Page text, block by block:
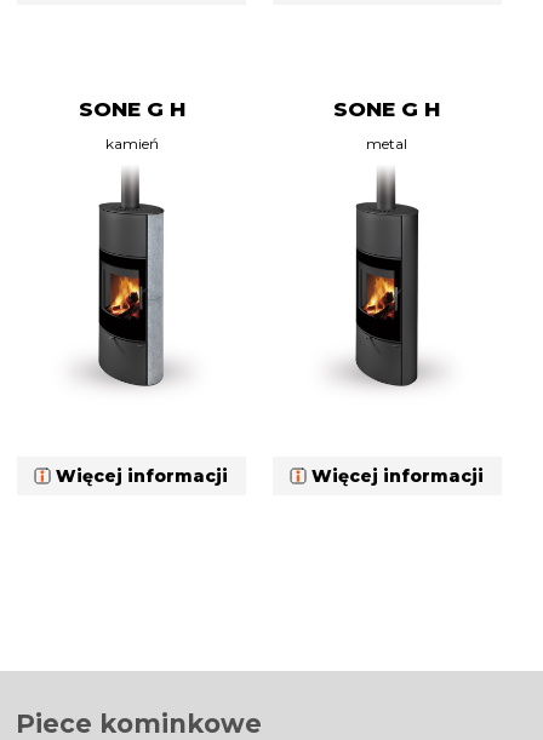
SONE G H
kamień
Więcej informacji
SONE G H
metal
Więcej informacji
Piece kominkowe